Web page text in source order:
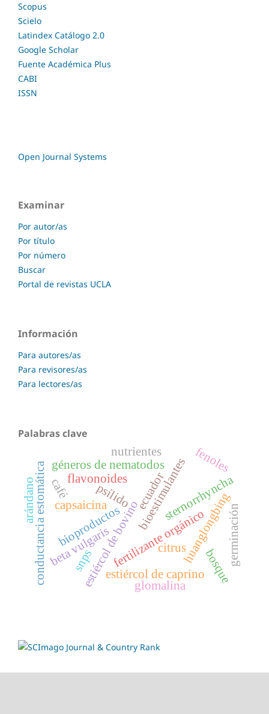
Scopus
Scielo
Latindex Catálogo 2.0
Google Scholar
Fuente Académica Plus
CABI
ISSN
Open Journal Systems
Examinar
Por autor/as
Por título
Por número
Buscar
Portal de revistas UCLA
Información
Para autores/as
Para revisores/as
Para lectores/as
Palabras clave
bioestimulantes
bioproductos
estiércol de bovino
estiércol de caprino
fertilizante orgánico
citrus
ecuador huanglongbing
psílido sternorrhyncha
géneros de nematodos
beta vulgaris
conductancia estomática capsaicina
fenoles
flavonoides
bosque
café
glomalina
germinación
nutrientes
snps
arándano